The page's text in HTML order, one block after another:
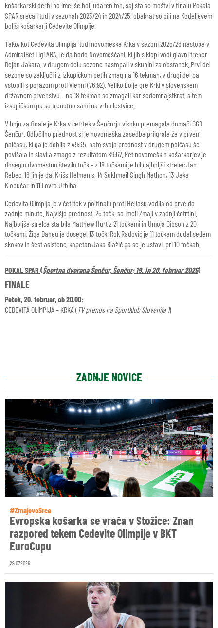
košarkarski derbi bo imel še bolj udaren ton, saj sta se moštvi v finalu Pokala
SPAR srečali tudi v sezonah 2023/24 in 2024/25, obakrat so bili na Kodeljevem
boljši košarkarji Cedevite Olimpije.
Tako, kot Cedevita Olimpija, tudi novomeška Krka v sezoni 2025/26 nastopa v
AdmiralBet Ligi ABA, le da bodo Novomeščani, ki jih s klopi vodi glavni trener
Dejan Jakara, v drugem delu sezone nastopali v skupini za obstanek. Prvi del
sezone so zaključili z izkupičkom petih zmag na 16 tekmah, v drugi del pa
vstopili s porazom proti Vienni (76:92). Veliko bolje gre Krki v slovenskem
državnem prvenstvu – na 18 tekmah so zmagali kar sedemnajstkrat, s tem
izkupičkom pa so trenutno sami na vrhu lestvice.
V boju za finale je Krka v četrtek v Šenčurju visoko premagala domači GGD
Šenčur. Odločilno prednost si je novomeška zasedba priigrala že v prvem
polčasu, ki ga je dobila z 49:35, nato svojo prednost v drugem polčasu še
povišala in slavila zmago z rezultatom 89:67. Pet novomeških košarkarjev je
doseglo dvomestno število točk – z 18 točkami je bil najboljši strelec Jan
Rebec, 16 jih je dal Krišs Helmanis, 14 Sukhmail Singh Mathon, 13 Jaka
Klobučar in 11 Lovro Urbiha.
Cedevita Olimpija je v četrtek v polfinalu proti Heliosu vodila od prve do
zadnje minute. Najvišjo prednost, 25 točk, so imeli Zmaji v zadnji četrtini.
Najboljša strelca sta bila Matthew Hurt z 21 točkami in Umoja Gibson z 20
točkami. Žiga Daneu je dosegel 13 točk, Rok Radović je 11 točkam dodal sedem
skokov in šest asistenc, kapetan Jaka Blažič pa se je ustavil pri 10 točkah.
POKAL SPAR (Športna dvorana Šenčur, Šenčur; 19. in 20. februar 2026)
FINALE
Petek, 20. februar, ob 20.00:
CEDEVITA OLIMPIJA – KRKA ( TV prenos na Sportklub Slovenija 1)
ZADNJE NOVICE
#ZmajevoSrce
Evropska košarka se vrača v Stožice: Znan
razpored tekem Cedevite Olimpije v BKT
EuroCupu
29.07.2026